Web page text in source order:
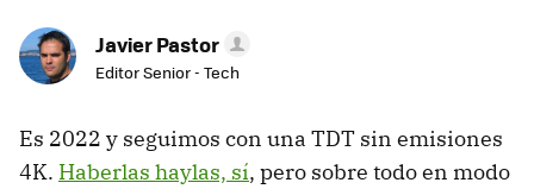
Javier Pastor
Editor Senior - Tech
Es 2022 y seguimos con una TDT sin emisiones
4K. Haberlas haylas, sí, pero sobre todo en modo